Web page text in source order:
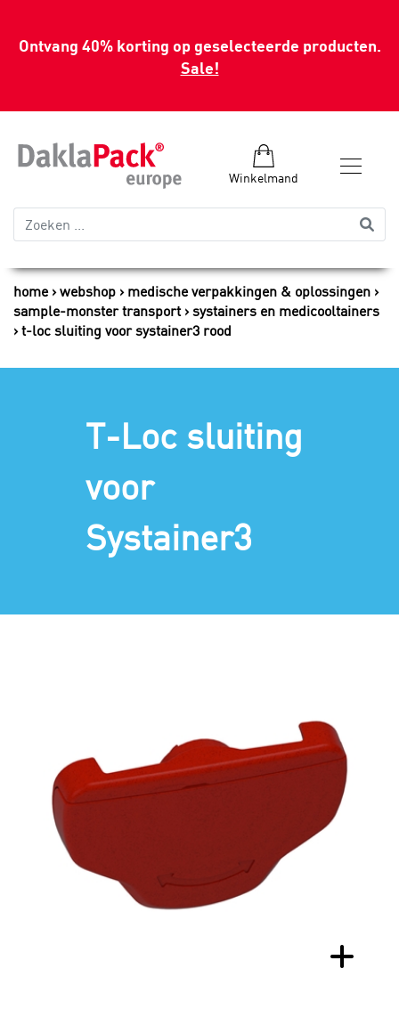
Ontvang 40% korting op geselecteerde producten.
Sale!
Winkelmand
home webshop
medische verpakkingen & oplossingen
sample-monster transport
systainers en medicooltainers
t-loc sluiting voor systainer3 rood
T-Loc sluiting
voor
Systainer3